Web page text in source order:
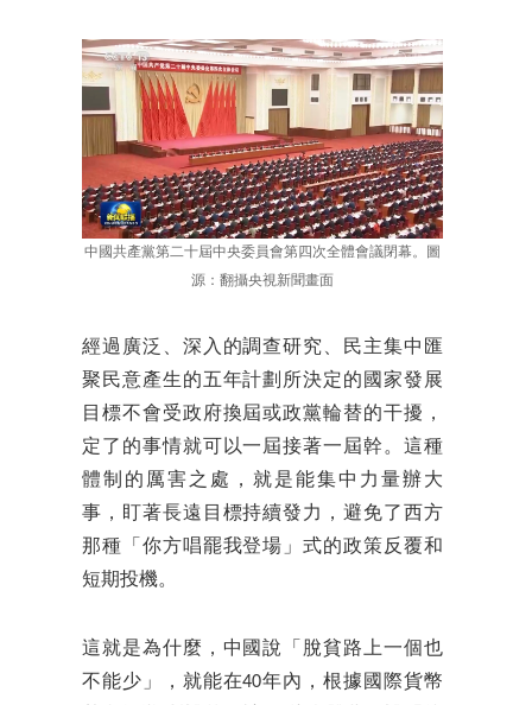
中國共產黨第二十屆中央委員會第四次全體會議閉幕。圖
源：翻攝央視新聞畫面
經過廣泛、深入的調查研究、民主集中匯
聚民意產生的五年計劃所決定的國家發展
目標不會受政府換屆或政黨輪替的干擾，
定了的事情就可以一屆接著一屆幹。這種
體制的厲害之處，就是能集中力量辦大
事，盯著長遠目標持續發力，避免了西方
那種「你方唱罷我登場」式的政策反覆和
短期投機。
這就是為什麼，中國說「脫貧路上一個也
不能少」，就能在40年內，根據國際貨幣